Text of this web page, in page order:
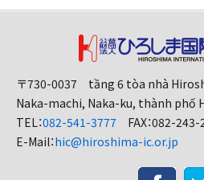
〒730-0037 tầng 6 tòa nhà
Naka-machi, Naka-ku, thành phố
TEL：082-541-3777 FAX：082-243-
E-Mail：hic@hiroshima-ic.or.jp